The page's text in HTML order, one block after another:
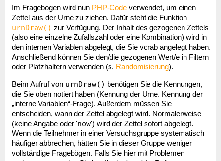
Im Fragebogen wird nun PHP-Code verwendet, um einen
Zettel aus der Urne zu ziehen. Dafür steht die Funktion
urnDraw() zur Verfügung. Der Inhalt des gezogenen Zettels
(also eine einzelne Zufallszahl oder eine Kombination) wird in
den internen Variablen abgelegt, die Sie vorab angelegt haben.
Anschließend können Sie den/die gezogenen Wert/e in Filtern
oder Platzhaltern verwenden (s. Randomisierung).
Beim Aufruf von urnDraw() benötigen Sie die Kennungen,
die Sie oben notiert haben (Kennung der Urne, Kennung der
„interne Variablen“-Frage). Außerdem müssen Sie
entscheiden, wann der Zettel abgelegt wird. Normalerweise
(keine Angabe oder 'now') wird der Zettel sofort abgelegt.
Wenn die Teilnehmer in einer Versuchsgruppe systematisch
häufiger abbrechen, hätten Sie in dieser Gruppe weniger
vollständige Fragebögen. Falls Sie hier mit Problemen